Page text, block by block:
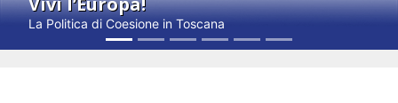
La Politica di Coesione in Toscana